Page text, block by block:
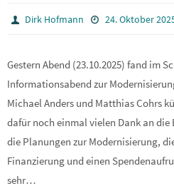
Dirk Hofmann 24. Oktober
Gestern Abend (23.10.2025) fand im
Informationsabend zur
Michael Anders und Matthias Cohrs
dafür noch einmal vielen Dank an die
die Planungen zur Modernisierung,
Finanzierung und einen
sehr…